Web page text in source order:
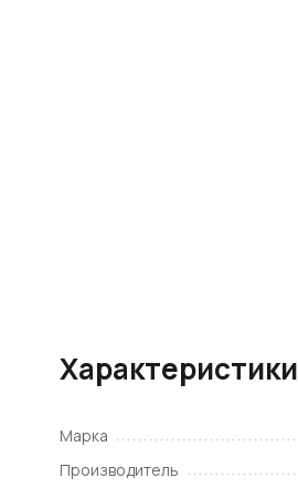
Характеристики
Марка
Производитель